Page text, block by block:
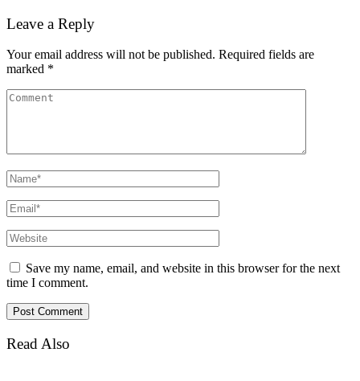
Leave a Reply
Your email address will not be published. Required fields are
marked *
Save my name, email, and website in this browser for the next
time I comment.
Read Also